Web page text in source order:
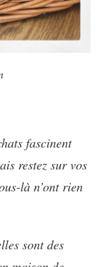
fascinent
restez sur vos
là n’ont rien
sont des